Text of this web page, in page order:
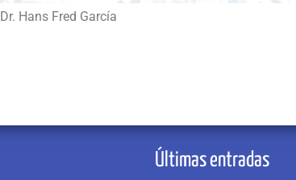
Dr. Hans Fred García
Últimas entradas